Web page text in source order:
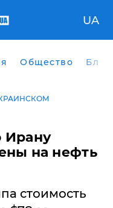
UA
Общество
Ирану
на нефть
стоимость